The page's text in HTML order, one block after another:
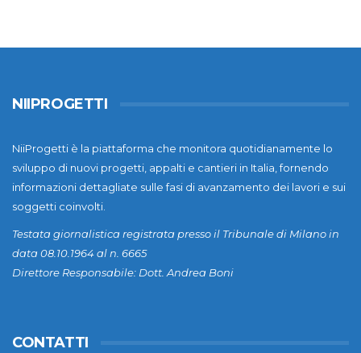
NIIPROGETTI
NiiProgetti è la piattaforma che monitora quotidianamente lo
sviluppo di nuovi progetti, appalti e cantieri in Italia, fornendo
informazioni dettagliate sulle fasi di avanzamento dei lavori e sui
soggetti coinvolti.
Testata giornalistica registrata presso il Tribunale di Milano in
data 08.10.1964 al n. 6665
Direttore Responsabile: Dott. Andrea Boni
CONTATTI